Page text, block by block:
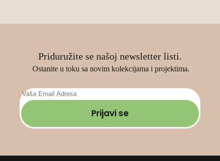
Priduružite se našoj newsletter listi.
Ostanite u toku sa novim kolekcijama i projektima.
Prijavi se